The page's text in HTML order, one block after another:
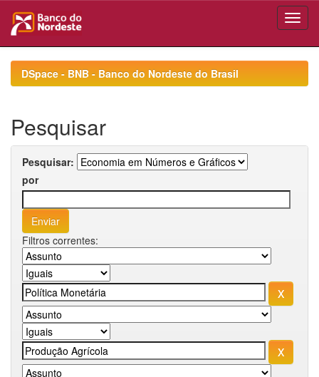
navigationDSpace - BNB - Banco do Nordeste do Brasil
Pesquisar
Pesquisar:
por
Filtros correntes: